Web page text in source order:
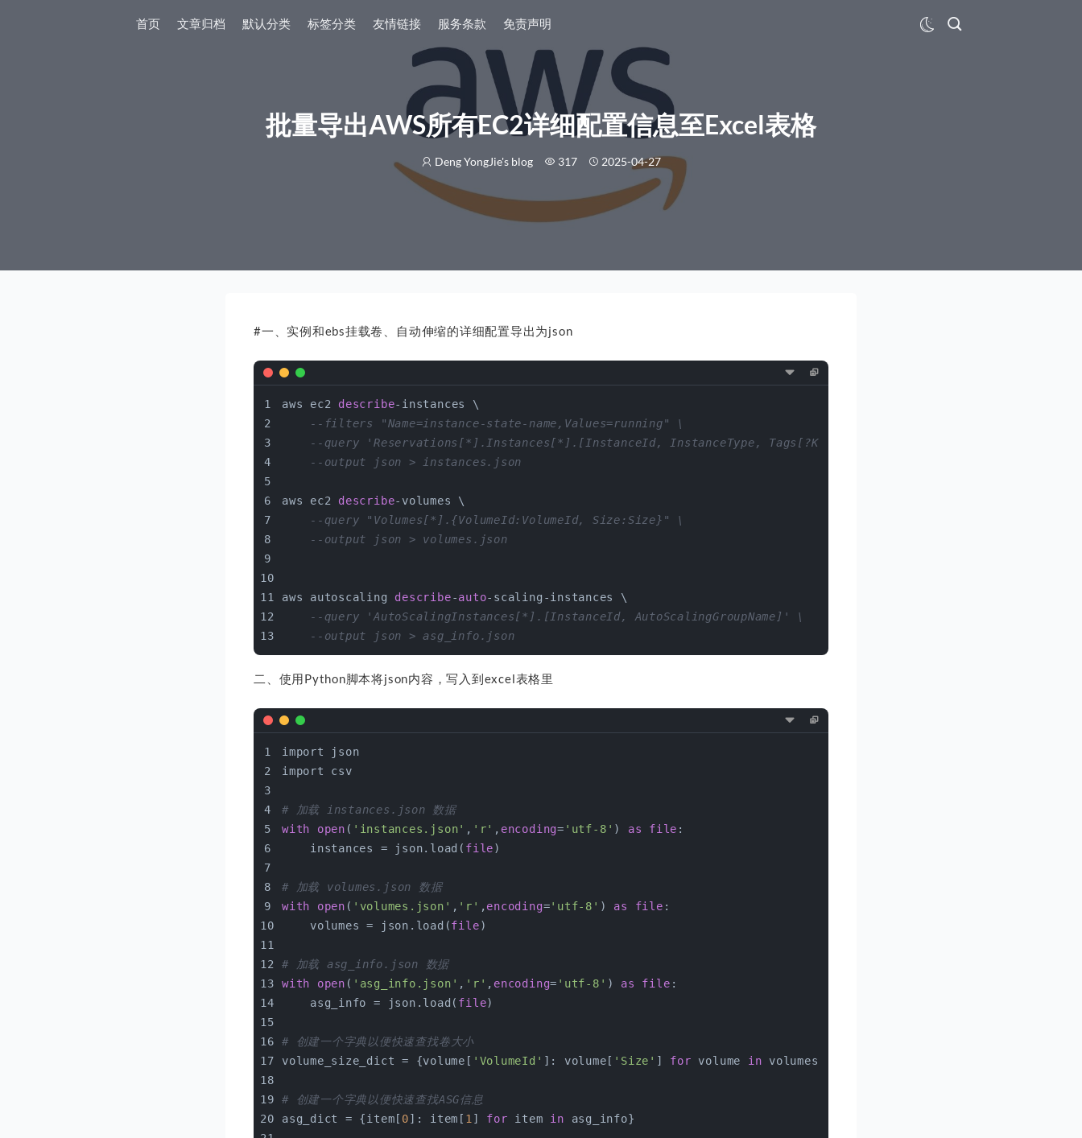
首页 文章归档 默认分类 标签分类 友情链接 服务条款 免责声明
批量导出AWS所有EC2详细配置信息至Excel表格
Deng YongJie's blog 317 2025-04-27
#一、实例和ebs挂载卷、自动伸缩的详细配置导出为json
aws ec2 describe-instances \
--filters "Name=instance-state-name,Values=running" \
--query 'Reservations[*].Instances[*].[InstanceId, InstanceType, Tags[?Key==`Name`].Value | [0],
--output json > instances.json
aws ec2 describe-volumes \
--query "Volumes[*].{VolumeId:VolumeId, Size:Size}" \
--output json > volumes.json
aws autoscaling describe-auto-scaling-instances \
--query 'AutoScalingInstances[*].[InstanceId, AutoScalingGroupName]' \
--output json > asg_info.json
二、使用Python脚本将json内容，写入到excel表格里
import json
import csv
# 加载 instances.json 数据
with
open ( 'instances.json' , 'r' , encoding= 'utf-8' ) as file :
    instances = json.load(
file)
# 加载 volumes.json 数据
with
open ( 'volumes.json' , 'r' ,encoding='utf-8' ) as file :
    volumes = json.load(
file)
# 加载 asg_info.json 数据
with
open ( 'asg_info.json' , 'r' , encoding= 'utf-8' ) as file :
    asg_info = json.load(
file)
# 创建一个字典以便快速查找卷大小
volume_size_dict = {volume[ 'VolumeId' ]: volume[ 'Size' ] for volume in volumes}
# 创建一个字典以便快速查找ASG信息
asg_dict = {item[ 0]: item[ 1 ] for item in asg_info}